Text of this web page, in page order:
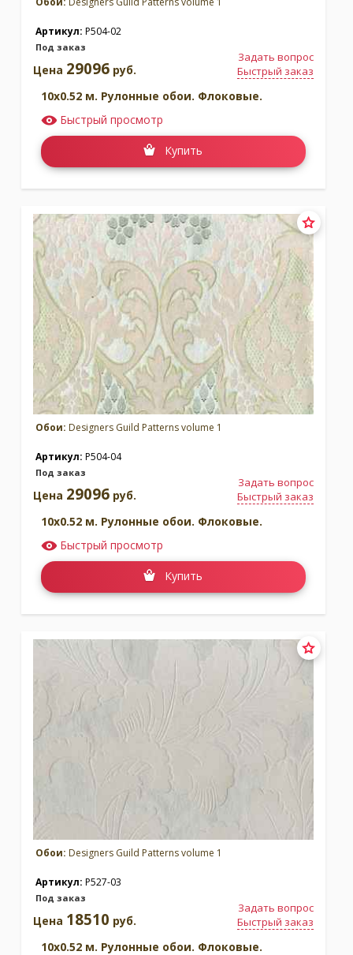
Артикул: P504-02
Под заказ
Задать вопрос
Быстрый заказ
Цена 29096 руб.
10x0.52 м. Рулонные обои. Флоковые.
Быстрый просмотр
Купить
Обои: Designers Guild Patterns volume 1
Артикул: P504-04
Под заказ
Задать вопрос
Быстрый заказ
Цена 29096 руб.
10x0.52 м. Рулонные обои. Флоковые.
Быстрый просмотр
Купить
Обои: Designers Guild Patterns volume 1
Артикул: P527-03
Под заказ
Задать вопрос
Быстрый заказ
Цена 18510 руб.
10x0.52 м. Рулонные обои. Флоковые.